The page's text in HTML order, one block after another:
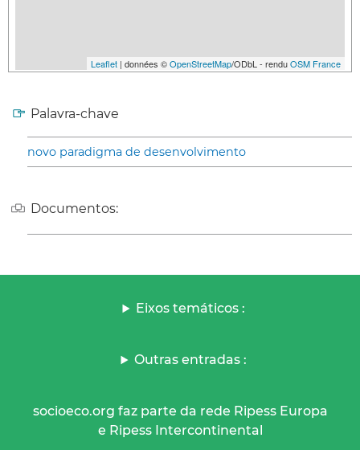
Leaflet | données ©OpenStreetMap/ODbL - renduOSM France
Palavra-chave
novo paradigma de desenvolvimento
Documentos:
Eixos temáticos :
Outras entradas :
socioeco.org faz parte da rede Ripess Europa
e Ripess Intercontinental